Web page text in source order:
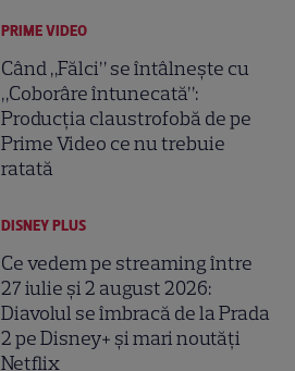
PRIME VIDEO
Când „Fălci” se întâlnește cu
„Coborâre întunecată”:
Producția claustrofobă de pe
Prime Video ce nu trebuie
ratată
DISNEY PLUS
Ce vedem pe streaming între
27 iulie și 2 august 2026:
Diavolul se îmbracă de la Prada
2 pe Disney+ și mari noutăți
Netflix